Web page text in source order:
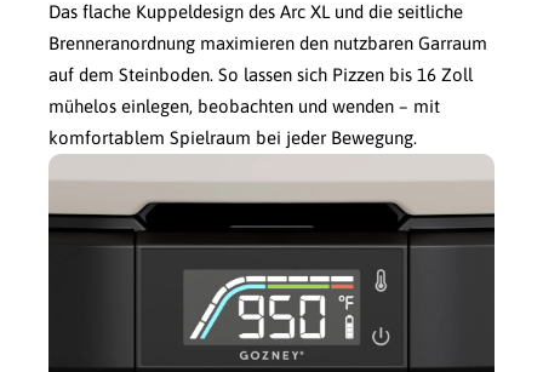
Das flache Kuppeldesign des Arc XL und die seitliche
Brenneranordnung maximieren den nutzbaren Garraum
auf dem Steinboden. So lassen sich Pizzen bis 16 Zoll
mühelos einlegen, beobachten und wenden – mit
komfortablem Spielraum bei jeder Bewegung.